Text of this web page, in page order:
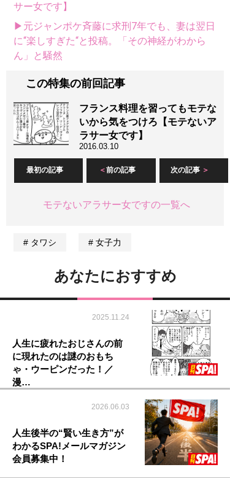
サー女です】
▶元ジャンポケ斉藤に求刑7年でも、妻は翌日
に“楽しすぎた“と投稿。「その神経がわから
ん」と騒然
この特集の前回記事
フランス料理を習ってもモテな
いから気をつけろ【モテないア
ラサー女です】
2016.03.10
最初の記事 前の記事 次の記事
モテないアラサー女ですの一覧へ
タワシ 女子力
あなたにおすすめ
2025.11.24
人生に疲れたおじさんの前
に現れたのは謎のおもち
ゃ・ウーピンだった！／
漫…
2026.06.03
人生後半の“賢い生き方”が
わかるSPA!メールマガジン
会員募集中！